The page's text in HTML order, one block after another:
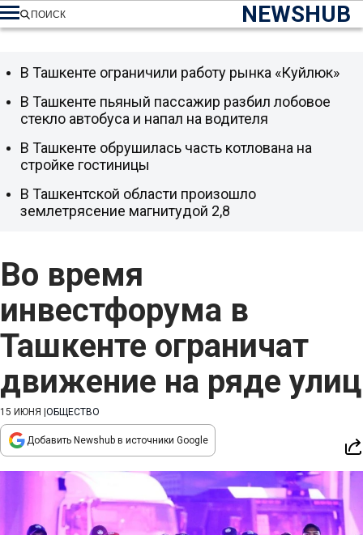
NEWSHUB
ПОИСК
Во время
инвестфорума в
Ташкенте ограничат
движение на ряде улиц
15 ИЮНЯ ОБЩЕСТВО
Добавить Newshub в источники Google
В Ташкенте ограничили работу рынка «Куйлюк»
В Ташкенте пьяный пассажир разбил лобовое
стекло автобуса и напал на водителя
В Ташкенте обрушилась часть котлована на
стройке гостиницы
В Ташкентской области произошло
землетрясение магнитудой 2,8